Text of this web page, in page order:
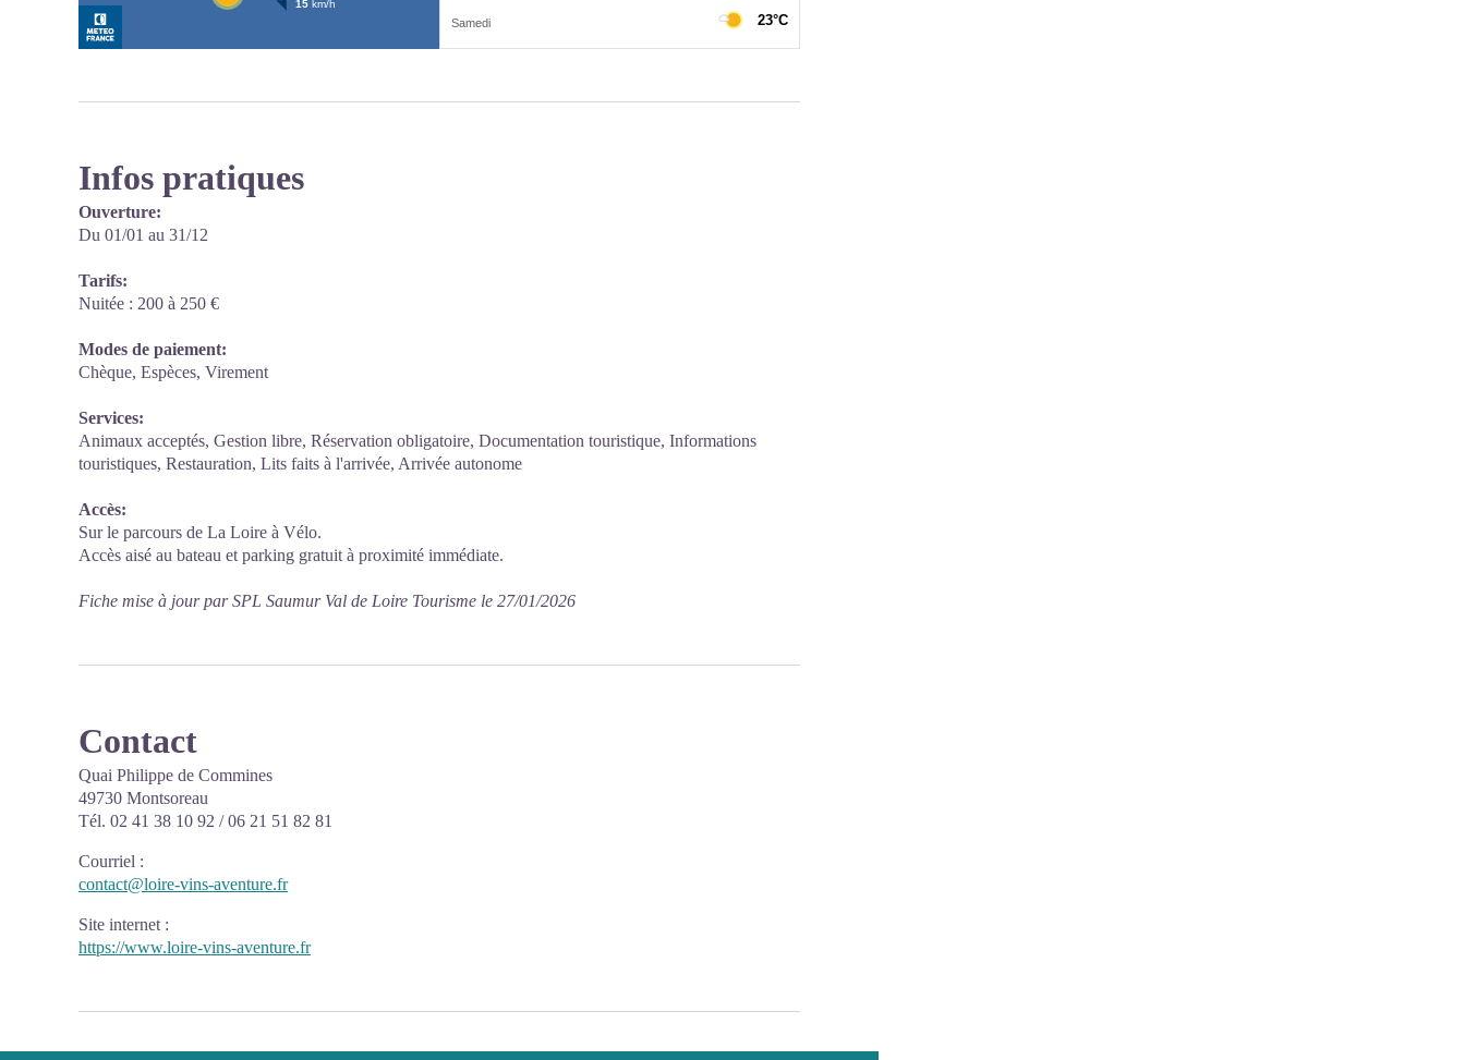
Infos pratiques
Ouverture:
Du 01/01 au 31/12
Tarifs:
Nuitée : 200 à 250 €
Modes de paiement:
Chèque, Espèces, Virement
Services:
Animaux acceptés, Gestion libre, Réservation obligatoire, Documentation touristique, Informations
touristiques, Restauration, Lits faits à l'arrivée, Arrivée autonome
Accès:
Sur le parcours de La Loire à Vélo.
Accès aisé au bateau et parking gratuit à proximité immédiate.
Fiche mise à jour par SPL Saumur Val de Loire Tourisme le 27/01/2026
Contact
Quai Philippe de Commines
49730 Montsoreau
Tél. 02 41 38 10 92 / 06 21 51 82 81
Courriel :
contact@loire-vins-aventure.fr
Site internet :
https://www.loire-vins-aventure.fr